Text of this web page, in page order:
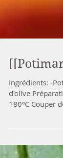
Ingrédients: -
180°C Couper